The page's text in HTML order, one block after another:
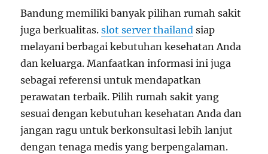
Bandung memiliki banyak pilihan rumah sakit
juga berkualitas.slot server thailand siap
melayani berbagai kebutuhan kesehatan Anda
dan keluarga. Manfaatkan informasi ini juga
sebagai referensi untuk mendapatkan
perawatan terbaik. Pilih rumah sakit yang
sesuai dengan kebutuhan kesehatan Anda dan
jangan ragu untuk berkonsultasi lebih lanjut
dengan tenaga medis yang berpengalaman.